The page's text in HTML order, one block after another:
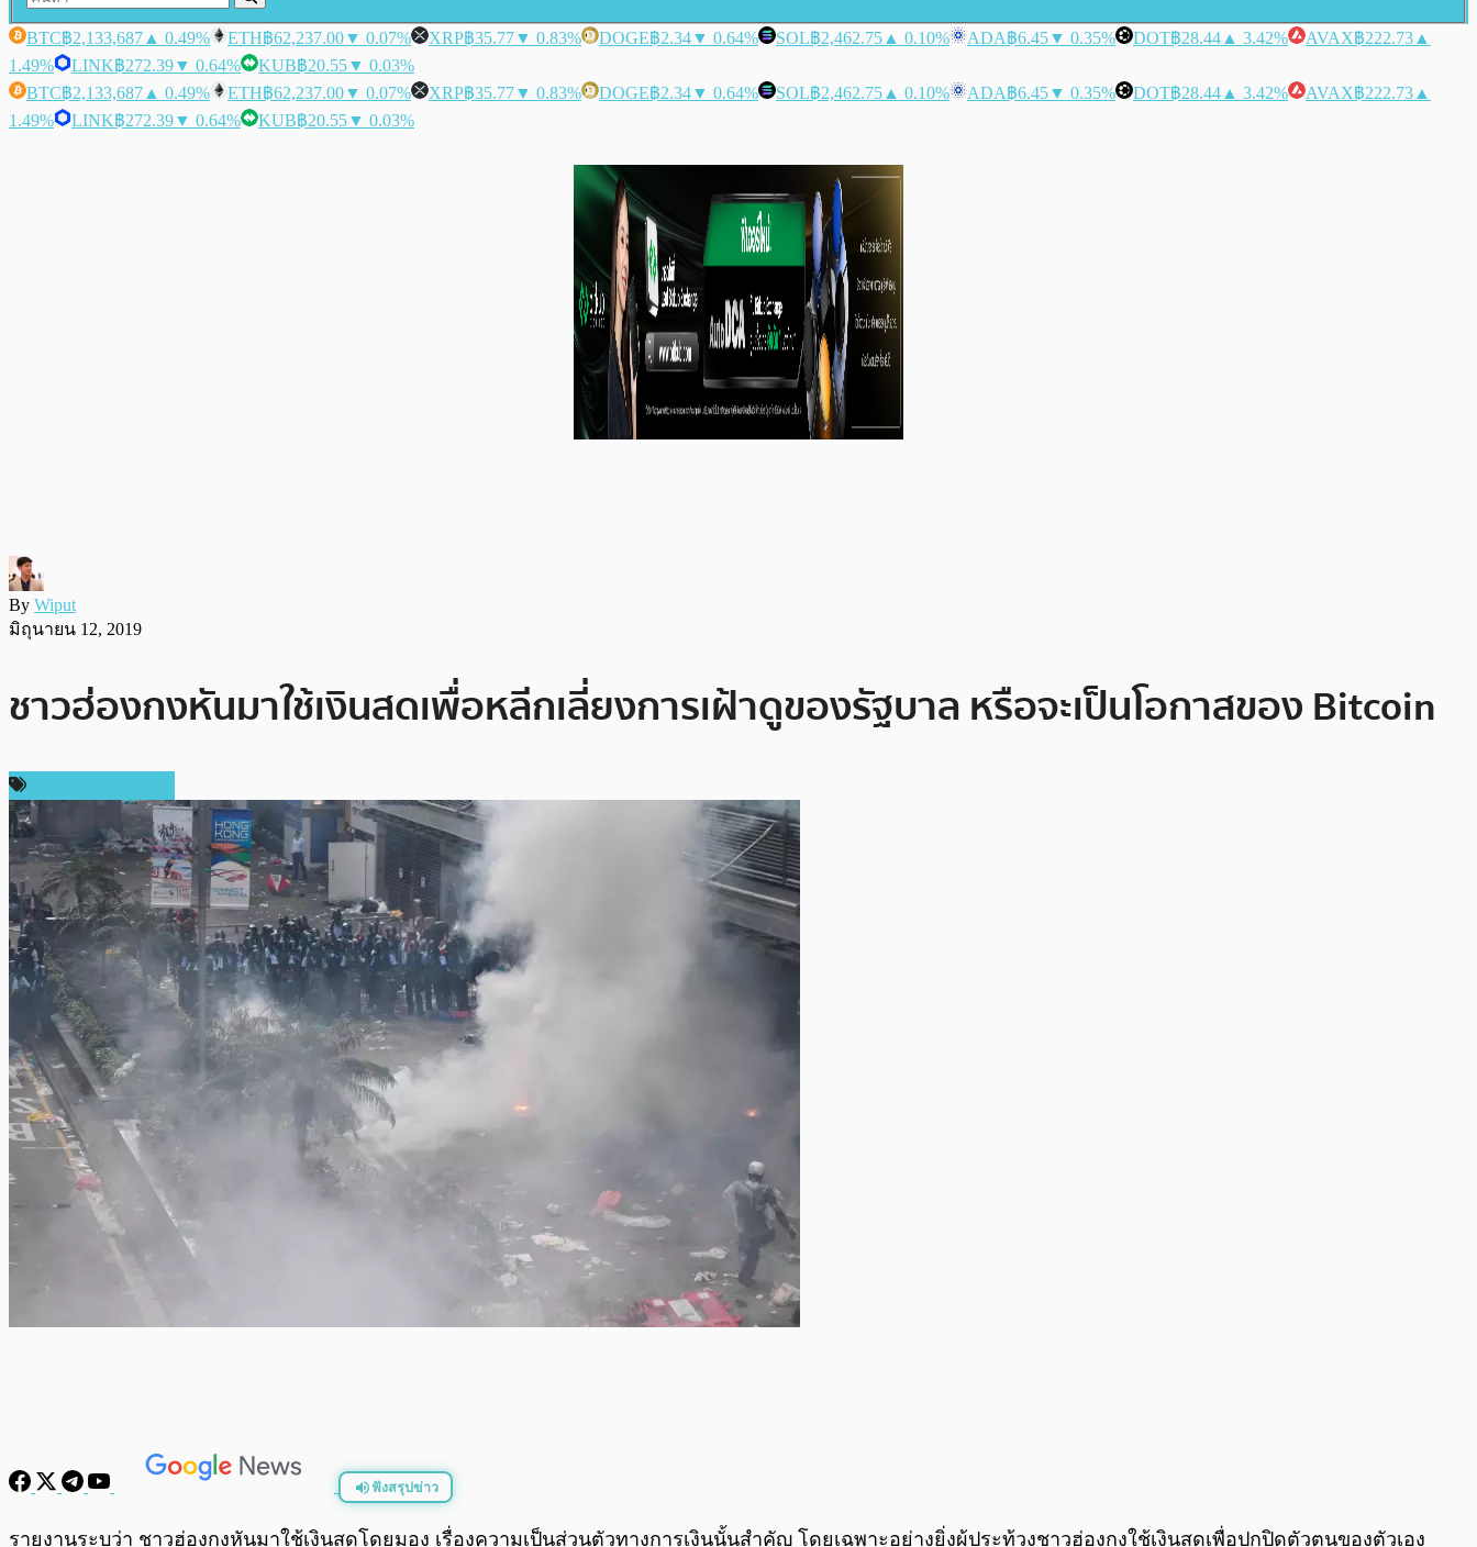
BTC฿2,133,687 ▲ 0.49% ETH฿62,237.00▼ 0.07% XRP฿35.77▼ 0.83% DOGE฿2.34▼ 0.64% SOL฿2,462.75 ▲ 0.10% ADA฿6.45▼ 0.35% DOT฿28.44 ▲ 3.42% AVAX฿222.73 ▲
1.49%
LINK฿272.39▼ 0.64% KUB฿20.55▼ 0.03%
BTC฿2,133,687 ▲ 0.49% ETH฿62,237.00▼ 0.07% XRP฿35.77▼ 0.83% DOGE฿2.34▼ 0.64% SOL฿2,462.75 ▲ 0.10% ADA฿6.45▼ 0.35% DOT฿28.44 ▲ 3.42% AVAX฿222.73 ▲
1.49%
LINK฿272.39▼ 0.64% KUB฿20.55▼ 0.03%
By Wiput
มิถุนายน 12, 2019
ชาวฮ่องกงหันมาใช้เงินสดเพื่อหลีกเลี่ยงการเฝ้าดูของรัฐบาล หรือจะเป็นโอกาสของ Bitcoin
ฟังสรุปข่าว
0:00
รายงานระบุว่า ชาวฮ่องกงหันมาใช้เงินสดโดยมอง เรื่องความเป็นส่วนตัวทางการเงินนั้นสำคัญ โดยเฉพาะอย่างยิ่งผู้ประท้วงชาวฮ่องกงใช้เงินสดเพื่อปกปิดตัวตนของตัวเอง